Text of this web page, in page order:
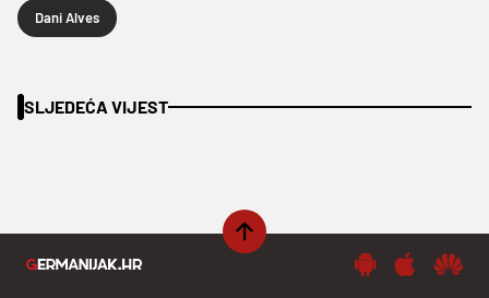
Dani Alves
SLJEDEĆA VIJEST